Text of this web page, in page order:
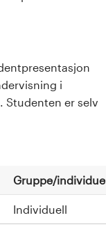
i
Studenten er selv
Gruppe/
Individuell